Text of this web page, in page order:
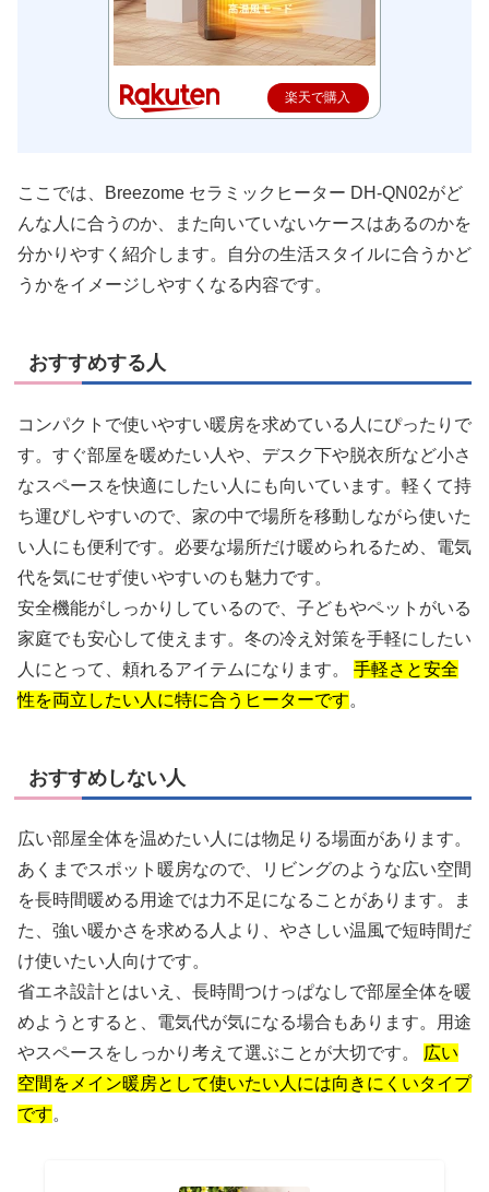
楽天で購入
ここでは、Breezome セラミックヒーター DH-QN02がど
んな人に合うのか、また向いていないケースはあるのかを
分かりやすく紹介します。自分の生活スタイルに合うかど
うかをイメージしやすくなる内容です。
おすすめする人
コンパクトで使いやすい暖房を求めている人にぴったりで
す。すぐ部屋を暖めたい人や、デスク下や脱衣所など小さ
なスペースを快適にしたい人にも向いています。軽くて持
ち運びしやすいので、家の中で場所を移動しながら使いた
い人にも便利です。必要な場所だけ暖められるため、電気
代を気にせず使いやすいのも魅力です。
安全機能がしっかりしているので、子どもやペットがいる
家庭でも安心して使えます。冬の冷え対策を手軽にしたい
人にとって、頼れるアイテムになります。 手軽さと安全
性を両立したい人に特に合うヒーターです。
おすすめしない人
広い部屋全体を温めたい人には物足りる場面があります。
あくまでスポット暖房なので、リビングのような広い空間
を長時間暖める用途では力不足になることがあります。ま
た、強い暖かさを求める人より、やさしい温風で短時間だ
け使いたい人向けです。
省エネ設計とはいえ、長時間つけっぱなしで部屋全体を暖
めようとすると、電気代が気になる場合もあります。用途
やスペースをしっかり考えて選ぶことが大切です。
広い
空間をメイン暖房として使いたい人には向きにくいタイプ
です。